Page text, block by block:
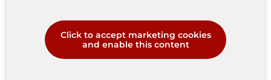
Click to accept marketing cookies
and enable this content